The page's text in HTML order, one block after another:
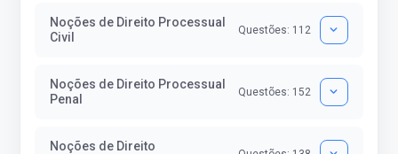
Noções de Direito Processual
Civil
Questões: 112
Noções de Direito Processual
Penal
Questões: 152
Noções de Direito